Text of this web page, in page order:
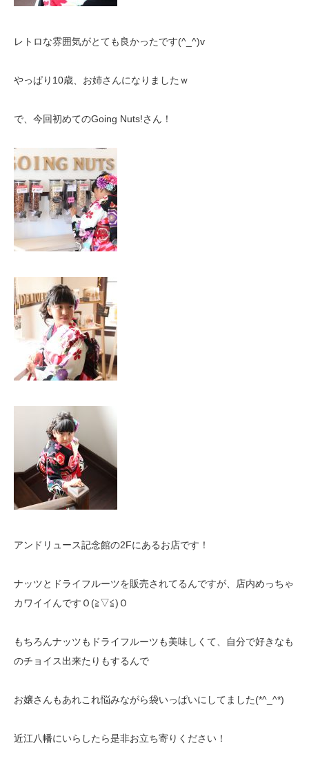
レトロな雰囲気がとても良かったです(^_^)v
やっぱり10歳、お姉さんになりましたｗ
で、今回初めてのGoing Nuts!さん！
アンドリュース記念館の2Fにあるお店です！
ナッツとドライフルーツを販売されてるんですが、店内めっちゃ
カワイイんですＯ(≧▽≦)Ｏ
もちろんナッツもドライフルーツも美味しくて、自分で好きなも
のチョイス出来たりもするんで
お嬢さんもあれこれ悩みながら袋いっぱいにしてました(*^_^*)
近江八幡にいらしたら是非お立ち寄りください！